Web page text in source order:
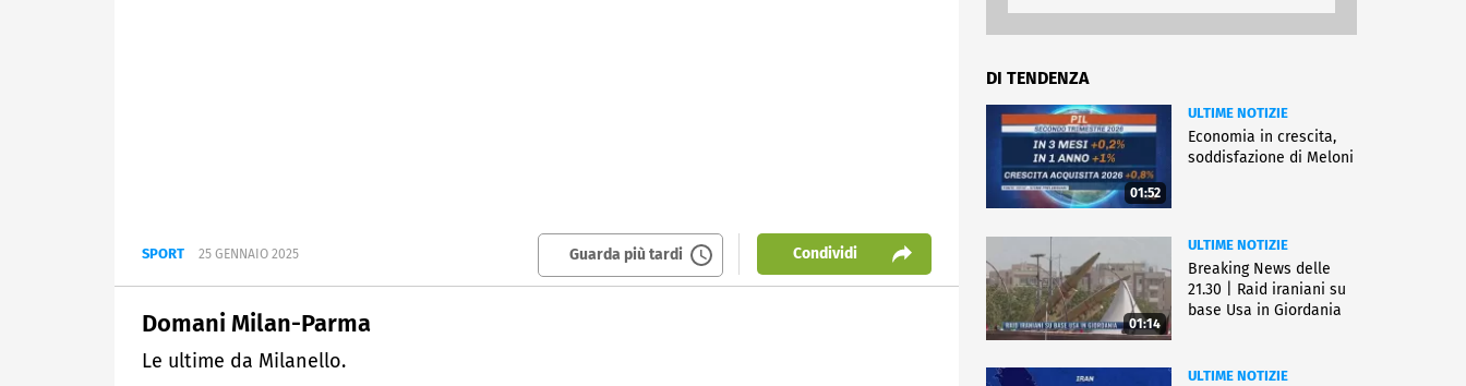
SPORT 25 GENNAIO 2025 Guarda più tardi Condividi
Domani Milan-Parma
Le ultime da Milanello.
DI TENDENZA
01:52
ULTIME NOTIZIE
Economia in crescita,
soddisfazione di Meloni
01:14
ULTIME NOTIZIE
Breaking News delle
21.30 | Raid iraniani su
base Usa in Giordania
ULTIME NOTIZIE